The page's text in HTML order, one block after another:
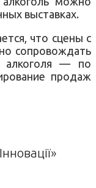
выставках.
что сцены с
сопровождать
алкоголя — по
продаж